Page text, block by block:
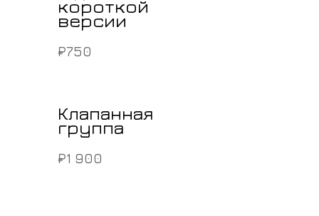
короткой
версии
₽750
Клапанная
группа
₽1 900